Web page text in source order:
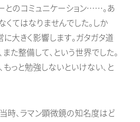
とのコミュニケーション……。あ
てはなりませんでした。しか
大きく影響します。ガタガタ道
た整備して、という世界でした。
っと勉強しないといけない、と
、ラマン顕微鏡の知名度はど